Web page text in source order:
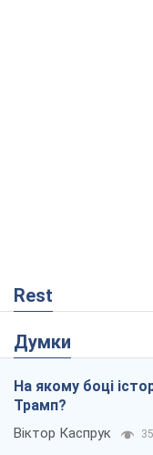
Rest
Думки
На якому боці
Трамп?
Віктор Каспрук